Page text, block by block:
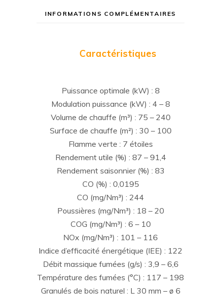
INFORMATIONS COMPLÉMENTAIRES
Caractéristiques
Puissance optimale (kW) : 8
Modulation puissance (kW) : 4 – 8
Volume de chauffe (m³) : 75 – 240
Surface de chauffe (m²) : 30 – 100
Flamme verte : 7 étoiles
Rendement utile (%) : 87 – 91,4
Rendement saisonnier (%) : 83
CO (%) : 0,0195
CO (mg/Nm³) : 244
Poussières (mg/Nm³) : 18 – 20
COG (mg/Nm³) : 6 – 10
NOx (mg/Nm³) : 101 – 116
Indice d’efficacité énergétique (IEE) : 122
Débit massique fumées (g/s) : 3,9 – 6,6
Température des fumées (°C) : 117 – 198
Granulés de bois naturel : L 30 mm – ø 6